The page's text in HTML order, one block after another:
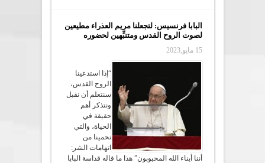
البابا فرنسيس: لتجعلنا مريم العذراء مطيعين
لصوت الروح القدس ومتنبِّهين لحضوره
15 مايو,2023
“إذا استدعينا
الروح القدس،
سنتعلم أن نقبل
ونتذكر أهم
حقيقة في
الحياة، والتي
تحمينا من
اتهامات الشر:
أننا أبناء الله المحبوبون” هذا ما قاله قداسة البابا